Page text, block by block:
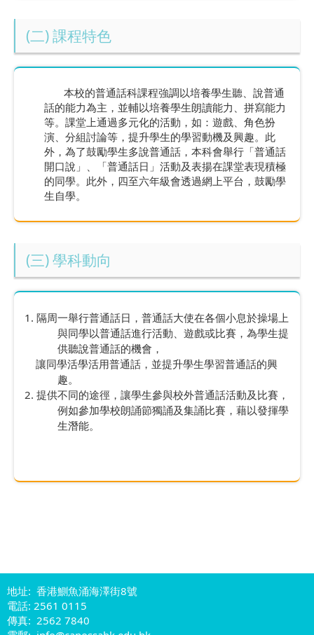
(二) 課程特色
本校的普通話科課程強調以培養學生聽、說普通
話的能力為主，並輔以培養學生朗讀能力、拼寫能力
等。課堂上通過多元化的活動，如：遊戲、角色扮
演、分組討論等，提升學生的學習動機及興趣。此
外，為了鼓勵學生多說普通話，本科會舉行「普通話
開口說」、「普通話日」活動及表揚在課堂表現積極
的同學。此外，四至六年級會透過網上平台，鼓勵學
生自學。
(三) 學科動向
1. 隔周一舉行普通話日，普通話大使在各個小息於操場上
與同學以普通話進行活動、遊戲或比賽，為學生提
供聽說普通話的機會，
讓同學活學活用普通話，並提升學生學習普通話的興
趣。
2. 提供不同的途徑，讓學生參與校外普通話活動及比賽，
例如參加學校朗誦節獨誦及集誦比賽，藉以發揮學
生潛能。
地址: 香港鰂魚涌海澤街8號
電話: 2561 0115
傳真: 2562 7840